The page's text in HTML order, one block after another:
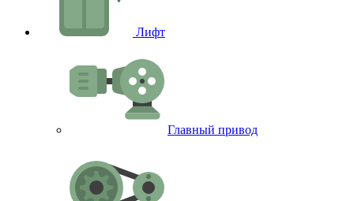
Лифт
Главный привод